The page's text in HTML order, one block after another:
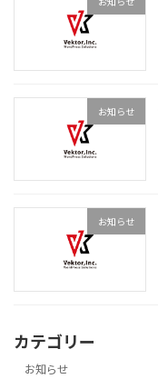
お知らせ
お知らせ
カテゴリー
お知らせ